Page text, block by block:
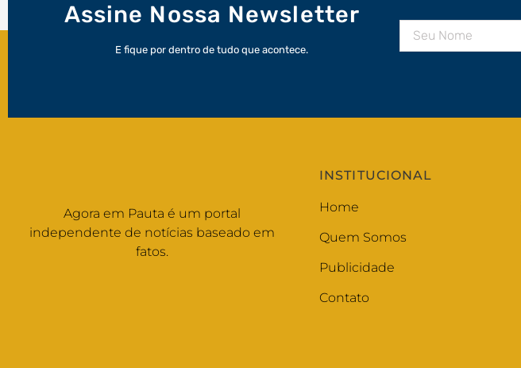
Assine Nossa Newsletter
E fique por dentro de tudo que acontece.
Agora em Pauta é um portal
independente de notícias baseado em
fatos.
INSTITUCIONAL
Home
Quem Somos
Publicidade
Contato